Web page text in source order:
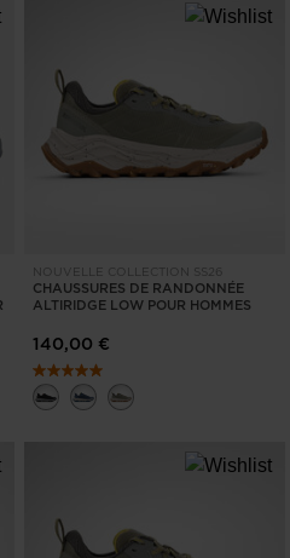
NOUVELLE COLLECTION SS26
CHAUSSURES DE RANDONNÉE
ALTIRIDGE LOW POUR HOMMES
140,00 €